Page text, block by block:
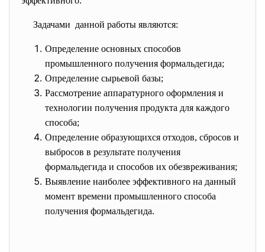
Задачами данной работы являются:
Определение основных способов
промышленного получения формальдегида;
Определение сырьевой базы;
Рассмотрение аппаратурного оформления и
технологии получения продукта для каждого
способа;
Определение образующихся отходов, сбросов и
выбросов в результате получения
формальдегида и способов их обезвреживания;
Выявление наиболее эффективного на данный
момент времени промышленного способа
получения формальдегида.